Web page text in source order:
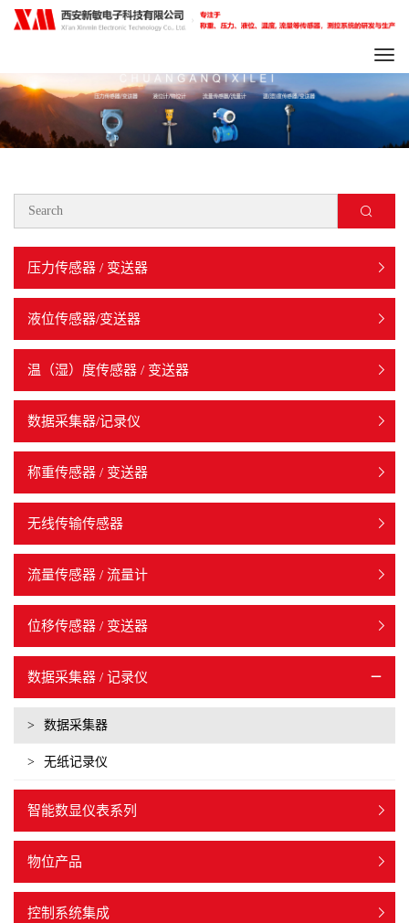
压力传感器 / 变送器
液位传感器/变送器
温（湿）度传感器 / 变送器
数据采集器/记录仪
称重传感器 / 变送器
无线传输传感器
流量传感器 / 流量计
位移传感器 / 变送器
数据采集器 / 记录仪
> 数据采集器
> 无纸记录仪
智能数显仪表系列
物位产品
控制系统集成